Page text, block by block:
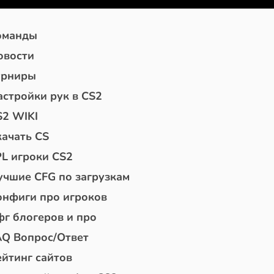
рук в CS2
WIKI
CS
игроки CS2
CFG по загрузкам
про игроков
блогеров и про
Вопрос/Ответ
сайтов